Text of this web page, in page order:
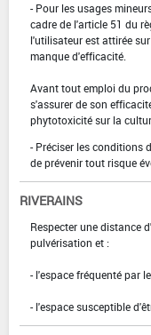
- Pour les usages
cadre de l'article 51 du
l'utilisateur est attirée
manque d'efficacité.
Avant tout emploi du
s'assurer de son
phytotoxicité sur la
- Préciser les conditions
de prévenir tout risque
RIVERAINS
Respecter une distance
pulvérisation et :
- l'espace fréquenté par
- l'espace susceptible